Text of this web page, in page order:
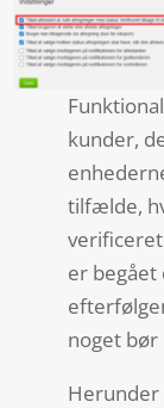
kunder,
tilfælde,
er begået
noget bør
Herunder